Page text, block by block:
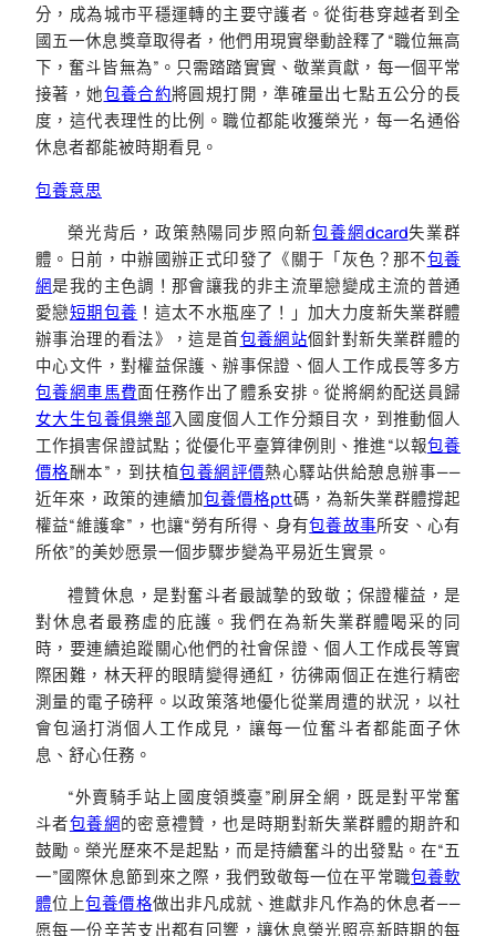
分，成為城市平穩運轉的主要守護者。從街巷穿越者到全
國五一休息獎章取得者，他們用現實舉動詮釋了“職位無高
下，奮斗皆無為”。只需踏踏實實、敬業貢獻，每一個平常
接著，她包養合約將圓規打開，準確量出七點五公分的長
度，這代表理性的比例。職位都能收獲榮光，每一名通俗
休息者都能被時期看見。
包養意思
榮光背后，政策熱陽同步照向新包養網dcard失業群
體。日前，中辦國辦正式印發了《關于「灰色？那不包養
網是我的主色調！那會讓我的非主流單戀變成主流的普通
愛戀短期包養 ！這太不水瓶座了！」加大力度新失業群體
辦事治理的看法》，這是首包養網站個針對新失業群體的
中心文件，對權益保護、辦事保證、個人工作成長等多方
包養網車馬費面任務作出了體系安排。從將網約配送員歸
女大生包養俱樂部入國度個人工作分類目次，到推動個人
工作損害保證試點；從優化平臺算律例則、推進“以報包養
價格酬本”，到扶植包養網評價熱心驛站供給憩息辦事——
近年來，政策的連續加包養價格ptt碼，為新失業群體撐起
權益“維護傘”，也讓“勞有所得、身有包養故事所安、心有
所依”的美妙愿景一個步驟步變為平易近生實景。
禮贊休息，是對奮斗者最誠摯的致敬；保證權益，是
對休息者最務虛的庇護。我們在為新失業群體喝采的同
時，要連續追蹤關心他們的社會保證、個人工作成長等實
際困難，林天秤的眼睛變得通紅，彷彿兩個正在進行精密
測量的電子磅秤。以政策落地優化從業周遭的狀況，以社
會包涵打消個人工作成見，讓每一位奮斗者都能面子休
息、舒心任務。
“外賣騎手站上國度領獎臺”刷屏全網，既是對平常奮
斗者包養網的密意禮贊，也是時期對新失業群體的期許和
鼓勵。榮光歷來不是起點，而是持續奮斗的出發點。在“五
一”國際休息節到來之際，我們致敬每一位在平常職包養軟
體位上包養價格做出非凡成就、進獻非凡作為的休息者——
愿每一份辛苦支出都有回響，讓休息榮光照亮新時期的每